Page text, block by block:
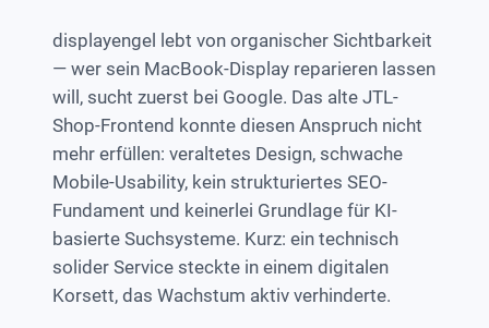
displayengel lebt von organischer Sichtbarkeit
— wer sein MacBook-Display reparieren lassen
will, sucht zuerst bei Google. Das alte JTL-
Shop-Frontend konnte diesen Anspruch nicht
mehr erfüllen: veraltetes Design, schwache
Mobile-Usability, kein strukturiertes SEO-
Fundament und keinerlei Grundlage für KI-
basierte Suchsysteme. Kurz: ein technisch
solider Service steckte in einem digitalen
Korsett, das Wachstum aktiv verhinderte.